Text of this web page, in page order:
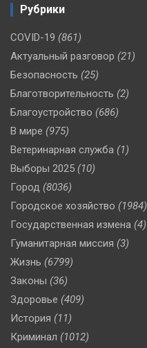
Рубрики
COVID-19 (861)
Актуальный разговор (21)
Безопасность (25)
Благотворительность (2)
Благоустройство (686)
В мире (975)
Ветеринарная служба (1)
Выборы 2025 (10)
Город (8036)
Городское хозяйство (1984)
Государственная измена (4)
Гуманитарная миссия (3)
Жизнь (6799)
Законы (36)
Здоровье (409)
История (11)
Криминал (1012)